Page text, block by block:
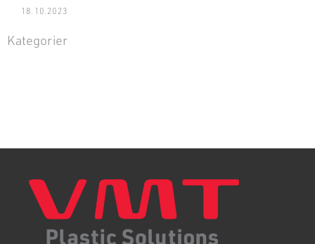
18.10.2023
Kategorier